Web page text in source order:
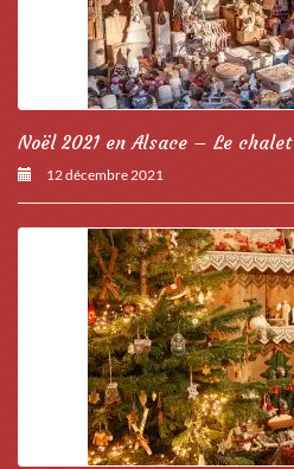
Noël 2021 en Alsace – Le
12 décembre 2021